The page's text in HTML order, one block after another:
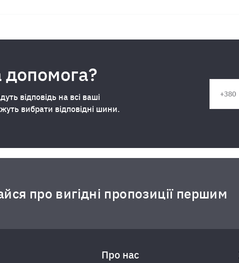
допомога?
відповідь на всі ваші
вибрати відповідні шини.
про вигідні пропозиції першим
Про нас